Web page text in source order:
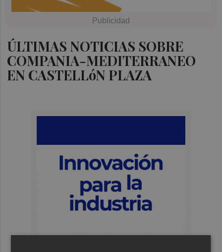
ÚLTIMAS NOTICIAS SOBRE
COMPANIA-MEDITERRANEO
EN CASTELLóN PLAZA